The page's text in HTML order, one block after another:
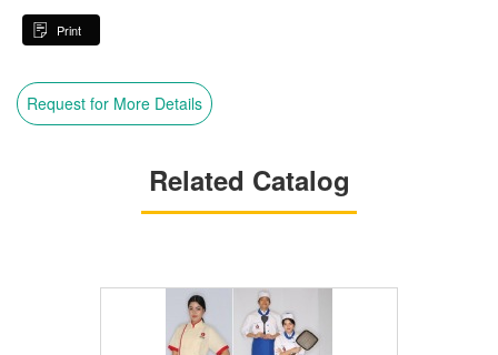
Print
Request for More Details
Related Catalog